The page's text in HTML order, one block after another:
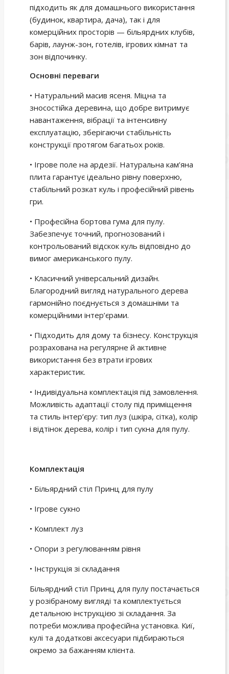
підходить як для домашнього використання
(будинок, квартира, дача), так і для
комерційних просторів — більярдних клубів,
барів, лаунж-зон, готелів, ігрових кімнат та
зон відпочинку.
Основні переваги
• Натуральний масив ясеня. Міцна та
зносостійка деревина, що добре витримує
навантаження, вібрації та інтенсивну
експлуатацію, зберігаючи стабільність
конструкції протягом багатьох років.
• Ігрове поле на ардезії. Натуральна кам’яна
плита гарантує ідеально рівну поверхню,
стабільний розкат куль і професійний рівень
гри.
• Професійна бортова гума для пулу.
Забезпечує точний, прогнозований і
контрольований відскок куль відповідно до
вимог американського пулу.
• Класичний універсальний дизайн.
Благородний вигляд натурального дерева
гармонійно поєднується з домашніми та
комерційними інтер’єрами.
• Підходить для дому та бізнесу. Конструкція
розрахована на регулярне й активне
використання без втрати ігрових
характеристик.
• Індивідуальна комплектація під замовлення.
Можливість адаптації столу під приміщення
та стиль інтер’єру: тип луз (шкіра, сітка), колір
і відтінок дерева, колір і тип сукна для пулу.
Комплектація
• Більярдний стіл Принц для пулу
• Ігрове сукно
• Комплект луз
• Опори з регулюванням рівня
• Інструкція зі складання
Більярдний стіл Принц для пулу постачається
у розібраному вигляді та комплектується
детальною інструкцією зі складання. За
потреби можлива професійна установка. Киї,
кулі та додаткові аксесуари підбираються
окремо за бажанням клієнта.